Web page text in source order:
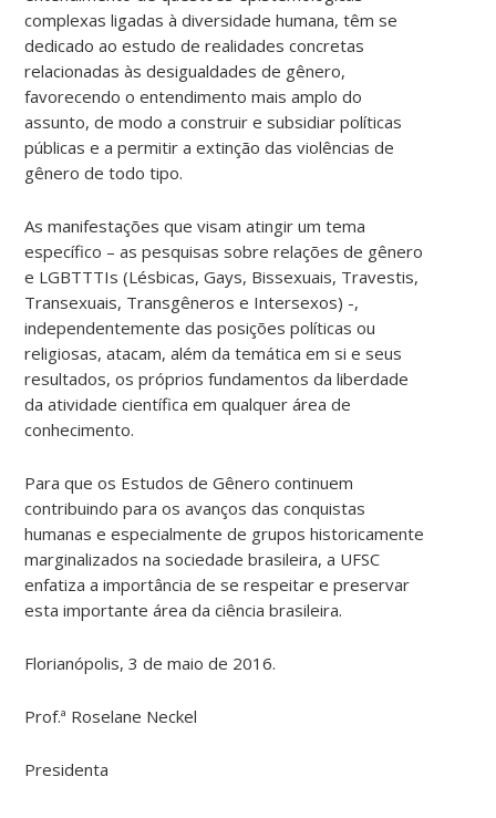
complexas ligadas à diversidade humana, têm se
dedicado ao estudo de realidades concretas
relacionadas às desigualdades de gênero,
favorecendo o entendimento mais amplo do
assunto, de modo a construir e subsidiar políticas
públicas e a permitir a extinção das violências de
gênero de todo tipo.
As manifestações que visam atingir um tema
específico – as pesquisas sobre relações de gênero
e LGBTTTIs (Lésbicas, Gays, Bissexuais, Travestis,
Transexuais, Transgêneros e Intersexos) -,
independentemente das posições políticas ou
religiosas, atacam, além da temática em si e seus
resultados, os próprios fundamentos da liberdade
da atividade científica em qualquer área de
conhecimento.
Para que os Estudos de Gênero continuem
contribuindo para os avanços das conquistas
humanas e especialmente de grupos historicamente
marginalizados na sociedade brasileira, a UFSC
enfatiza a importância de se respeitar e preservar
esta importante área da ciência brasileira.
Florianópolis, 3 de maio de 2016.
Prof.ª Roselane Neckel
Presidenta